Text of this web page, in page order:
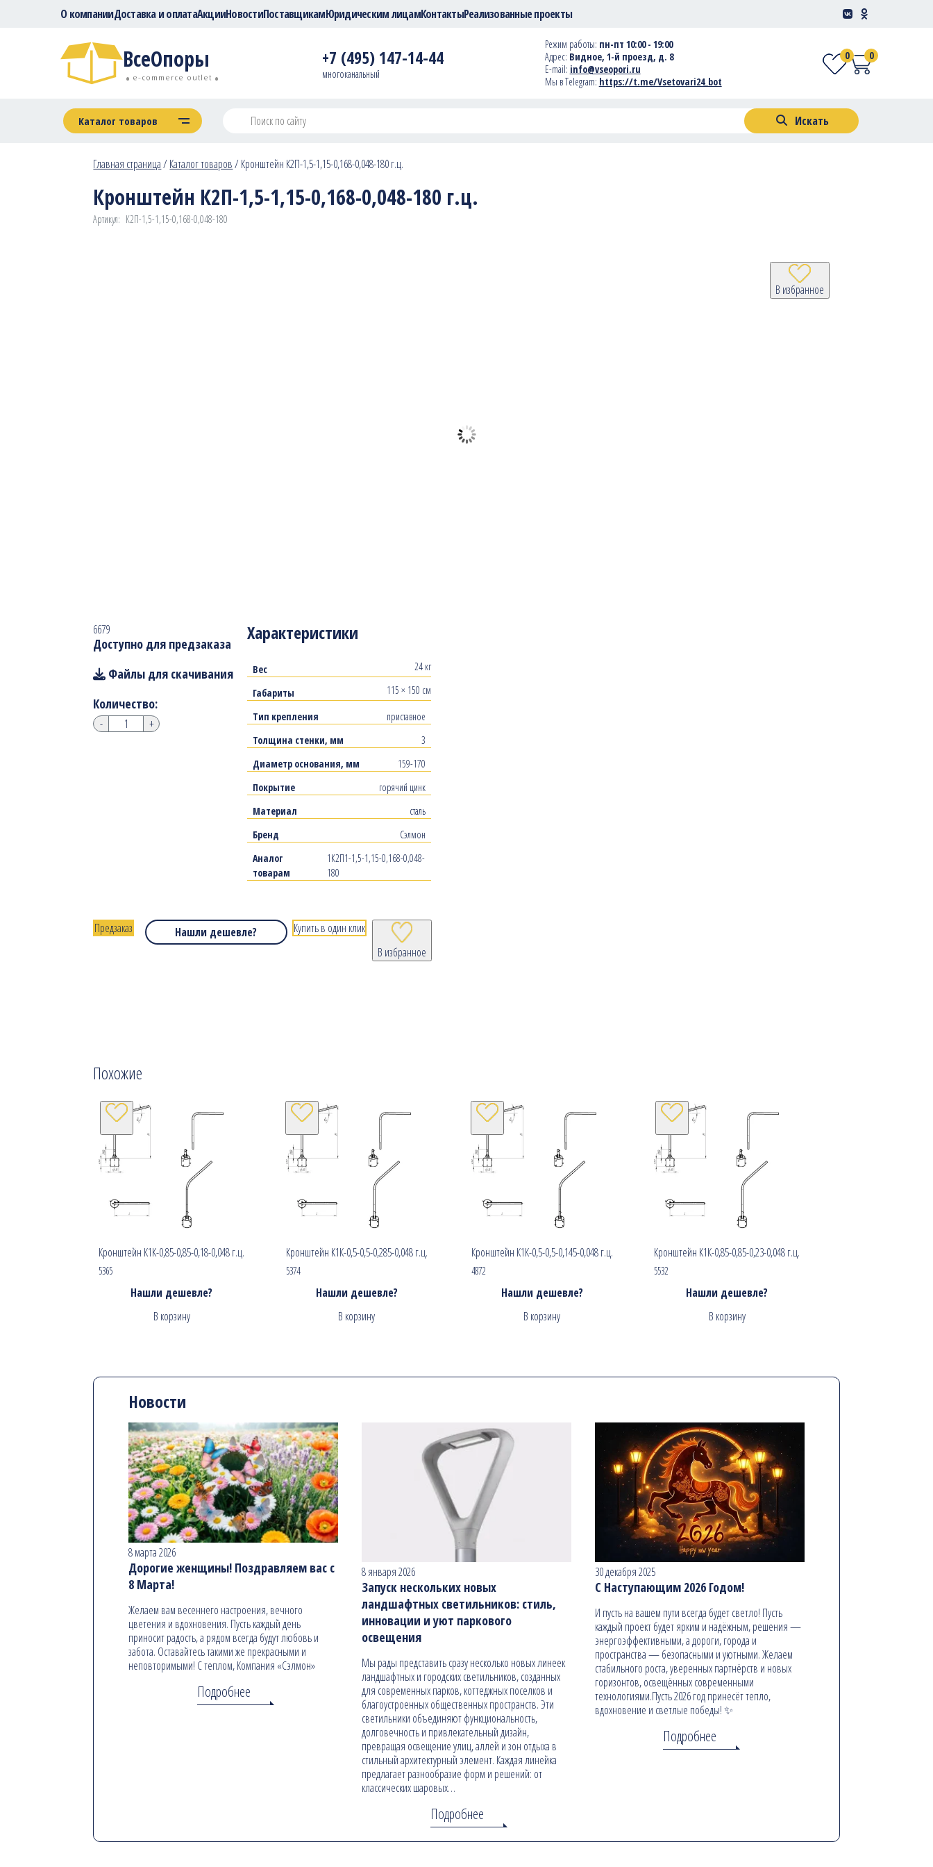
О компанииДоставка и оплатаАкцииНовостиПоставщикамЮридическим лицамКонтактыРеализованные проекты
ВсеОпоры
e-commerce outlet
+7 (495) 147-14-44
многоканальный
Режим работы: пн-пт 10:00 - 19:00
Адрес: Видное, 1-й проезд, д. 8
E-mail: info@vseopori.ru
Мы в Telegram: https://t.me/Vsetovari24_bot
0
0
Каталог товаров Искать
Главная страница/Каталог товаров/Кронштейн К2П-1,5-1,15-0,168-0,048-180 г.ц.
Кронштейн К2П-1,5-1,15-0,168-0,048-180 г.ц.
Артикул: К2П-1,5-1,15-0,168-0,048-180
В избранное
Характеристики
Вес
24 кг
Габариты
115 × 150 см
Тип крепления
приставное
Толщина стенки, мм
3
Диаметр основания, мм
159-170
Покрытие
горячий цинк
Материал
сталь
Бренд
Сэлмон
Аналог
товарам
1К2П1-1,5-1,15-0,168-0,048-
180
6679
Доступно для предзаказа
Файлы для скачивания
Количество:
- +
Нашли дешевле?
В избранное
Предзаказ Купить в один клик
Похожие
Кронштейн К1К-0,85-0,85-0,18-0,048 г.ц.
5365
Нашли дешевле?
В корзину
Кронштейн К1К-0,5-0,5-0,285-0,048 г.ц.
5374
Нашли дешевле?
В корзину
Кронштейн К1К-0,5-0,5-0,145-0,048 г.ц.
4872
Нашли дешевле?
В корзину
Кронштейн К1К-0,85-0,85-0,23-0,048 г.ц.
5532
Нашли дешевле?
В корзину
Новости
8 марта 2026
Дорогие женщины! Поздравляем вас с
8 Марта!
Желаем вам весеннего настроения, вечного
цветения и вдохновения. Пусть каждый день
приносит радость, а рядом всегда будут любовь и
забота. Оставайтесь такими же прекрасными и
неповторимыми! С теплом, Компания «Сэлмон»
Подробнее
8 января 2026
Запуск нескольких новых
ландшафтных светильников: стиль,
инновации и уют паркового
освещения
Мы рады представить сразу несколько новых линеек
ландшафтных и городских светильников, созданных
для современных парков, коттеджных поселков и
благоустроенных общественных пространств. Эти
светильники объединяют функциональность,
долговечность и привлекательный дизайн,
превращая освещение улиц, аллей и зон отдыха в
стильный архитектурный элемент. Каждая линейка
предлагает разнообразие форм и решений: от
классических шаровых…
Подробнее
30 декабря 2025
С Наступающим 2026 Годом!
И пусть на вашем пути всегда будет светло! Пусть
каждый проект будет ярким и надёжным, решения —
энергоэффективными, а дороги, города и
пространства — безопасными и уютными. Желаем
стабильного роста, уверенных партнёрств и новых
горизонтов, освещённых современными
технологиями.Пусть 2026 год принесёт тепло,
вдохновение и светлые победы! ✨
Подробнее